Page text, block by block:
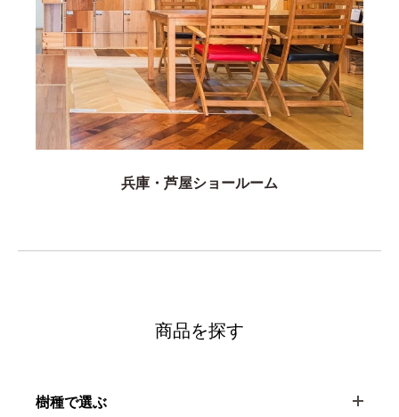
兵庫・芦屋ショールーム
商品を探す
樹種で選ぶ